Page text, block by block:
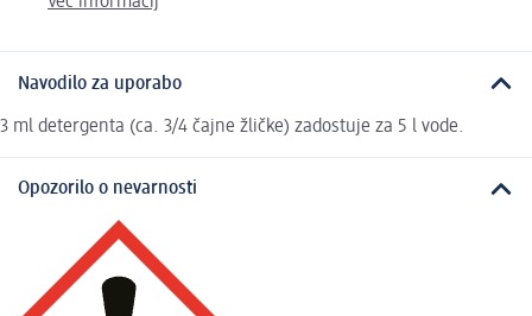
Navodilo za uporabo
3 ml detergenta (ca. 3/4 čajne žličke) zadostuje za 5 l vode.
Opozorilo o nevarnosti